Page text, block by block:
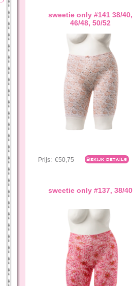
sweetie only #141 38/40,
46/48, 50/52
Prijs: €50,75 Bekijk details
sweetie only #137, 38/40